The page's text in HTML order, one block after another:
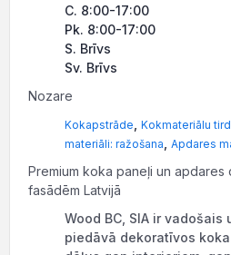
C. 8:00-17:00
Pk. 8:00-17:00
S. Brīvs
Sv. Brīvs
Nozare
Kokapstrāde Kokmateriālu
materiāli: ražošana Apdares
Premium koka paneļi un apdares
fasādēm Latvijā
Wood BC, SIA ir vadošais
piedāvā dekoratīvos